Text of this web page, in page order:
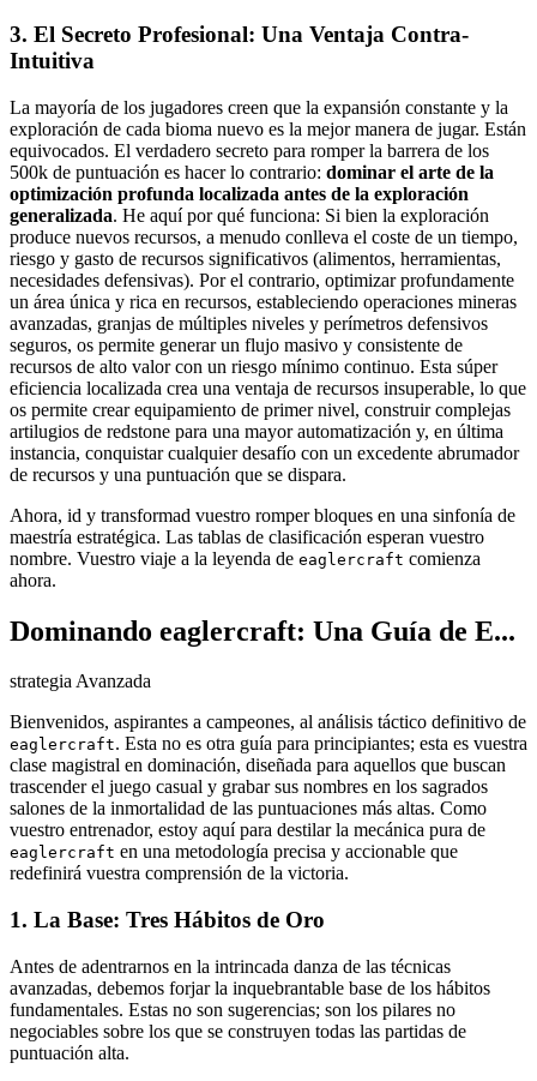
3. El Secreto Profesional: Una Ventaja Contra-
Intuitiva
La mayoría de los jugadores creen que la expansión constante y la
exploración de cada bioma nuevo es la mejor manera de jugar. Están
equivocados. El verdadero secreto para romper la barrera de los
500k de puntuación es hacer lo contrario: dominar el arte de la
optimización profunda localizada antes de la exploración
generalizada. He aquí por qué funciona: Si bien la exploración
produce nuevos recursos, a menudo conlleva el coste de un tiempo,
riesgo y gasto de recursos significativos (alimentos, herramientas,
necesidades defensivas). Por el contrario, optimizar profundamente
un área única y rica en recursos, estableciendo operaciones mineras
avanzadas, granjas de múltiples niveles y perímetros defensivos
seguros, os permite generar un flujo masivo y consistente de
recursos de alto valor con un riesgo mínimo continuo. Esta súper
eficiencia localizada crea una ventaja de recursos insuperable, lo que
os permite crear equipamiento de primer nivel, construir complejas
artilugios de redstone para una mayor automatización y, en última
instancia, conquistar cualquier desafío con un excedente abrumador
de recursos y una puntuación que se dispara.
Ahora, id y transformad vuestro romper bloques en una sinfonía de
maestría estratégica. Las tablas de clasificación esperan vuestro
nombre. Vuestro viaje a la leyenda de eaglercraft comienza
ahora.
Dominando eaglercraft: Una Guía de E...
strategia Avanzada
Bienvenidos, aspirantes a campeones, al análisis táctico definitivo de
eaglercraft. Esta no es otra guía para principiantes; esta es vuestra
clase magistral en dominación, diseñada para aquellos que buscan
trascender el juego casual y grabar sus nombres en los sagrados
salones de la inmortalidad de las puntuaciones más altas. Como
vuestro entrenador, estoy aquí para destilar la mecánica pura de
eaglercraft en una metodología precisa y accionable que
redefinirá vuestra comprensión de la victoria.
1. La Base: Tres Hábitos de Oro
Antes de adentrarnos en la intrincada danza de las técnicas
avanzadas, debemos forjar la inquebrantable base de los hábitos
fundamentales. Estas no son sugerencias; son los pilares no
negociables sobre los que se construyen todas las partidas de
puntuación alta.